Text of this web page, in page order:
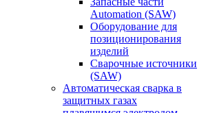
Automation (SAW)
Оборудование для
позиционирования
изделий
Сварочные источники
(SAW)
Автоматическая сварка в
защитных газах